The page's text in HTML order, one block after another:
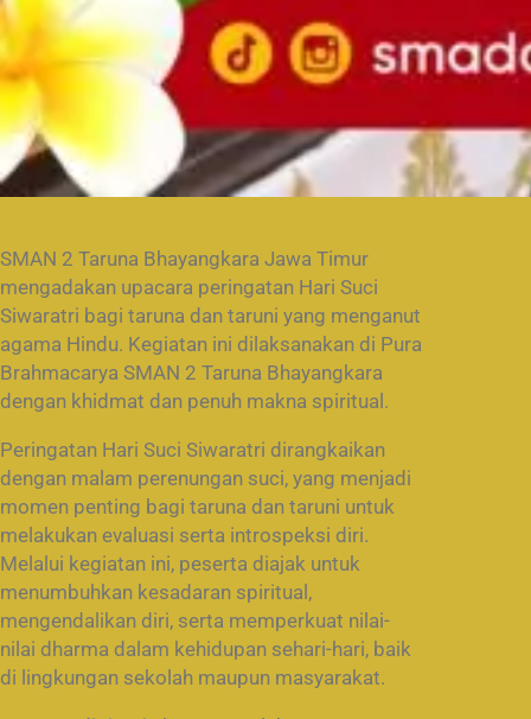
SMAN 2 Taruna Bhayangkara Jawa Timur
mengadakan upacara peringatan Hari Suci
Siwaratri bagi taruna dan taruni yang menganut
agama Hindu. Kegiatan ini dilaksanakan di Pura
Brahmacarya SMAN 2 Taruna Bhayangkara
dengan khidmat dan penuh makna spiritual.
Peringatan Hari Suci Siwaratri dirangkaikan
dengan malam perenungan suci, yang menjadi
momen penting bagi taruna dan taruni untuk
melakukan evaluasi serta introspeksi diri.
Melalui kegiatan ini, peserta diajak untuk
menumbuhkan kesadaran spiritual,
mengendalikan diri, serta memperkuat nilai-
nilai dharma dalam kehidupan sehari-hari, baik
di lingkungan sekolah maupun masyarakat.